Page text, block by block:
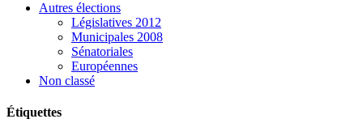
Autres élections
Législatives 2012
Municipales 2008
Sénatoriales
Européennes
Non classé
Étiquettes